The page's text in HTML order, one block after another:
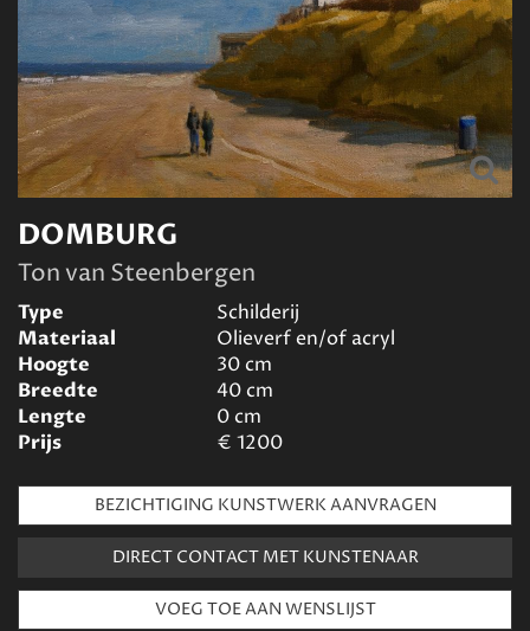
DOMBURG
Ton van Steenbergen
Type
Schilderij
Materiaal
Olieverf en/of acryl
Hoogte
30cm
Breedte
40cm
Lengte
0cm
Prijs
€ 1200
BEZICHTIGING KUNSTWERK AANVRAGEN
DIRECT CONTACT MET KUNSTENAAR